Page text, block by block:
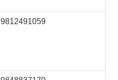
9812491059